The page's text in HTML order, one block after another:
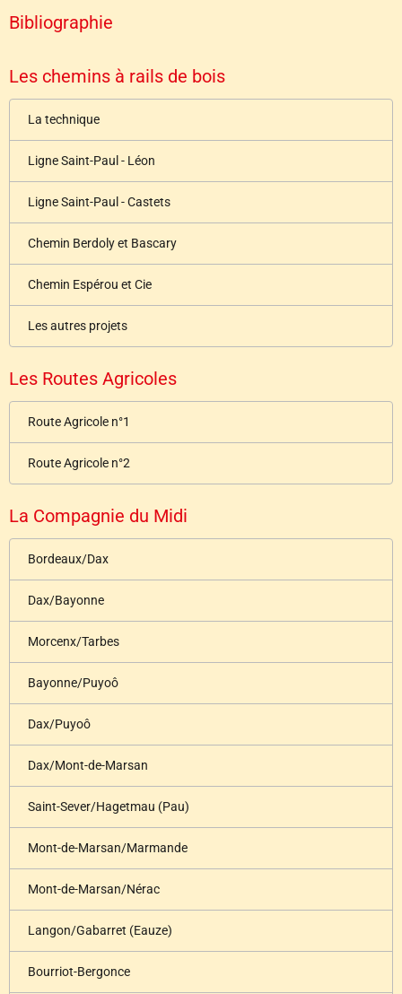
Bibliographie
Les chemins à rails de bois
La technique
Ligne Saint-Paul - Léon
Ligne Saint-Paul - Castets
Chemin Berdoly et Bascary
Chemin Espérou et Cie
Les autres projets
Les Routes Agricoles
Route Agricole n°1
Route Agricole n°2
La Compagnie du Midi
Bordeaux/Dax
Dax/Bayonne
Morcenx/Tarbes
Bayonne/Puyoô
Dax/Puyoô
Dax/Mont-de-Marsan
Saint-Sever/Hagetmau (Pau)
Mont-de-Marsan/Marmande
Mont-de-Marsan/Nérac
Langon/Gabarret (Eauze)
Bourriot-Bergonce